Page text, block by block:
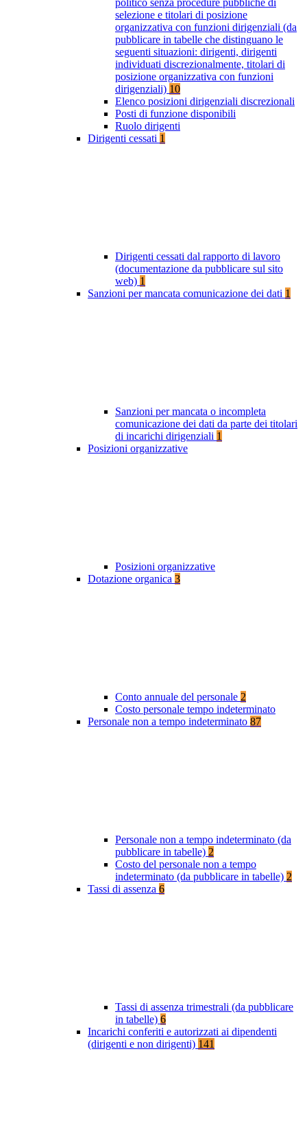
politico senza procedure pubbliche di
selezione e titolari di posizione
organizzativa con funzioni dirigenziali (da
pubblicare in tabelle che distinguano le
seguenti situazioni: dirigenti, dirigenti
individuati discrezionalmente, titolari di
posizione organizzativa con funzioni
dirigenziali) 10
Elenco posizioni dirigenziali discrezionali
Posti di funzione disponibili
Ruolo dirigenti
Dirigenti cessati 1
Dirigenti cessati dal rapporto di lavoro
(documentazione da pubblicare sul sito
web) 1
Sanzioni per mancata comunicazione dei dati 1
Sanzioni per mancata o incompleta
comunicazione dei dati da parte dei titolari
di incarichi dirigenziali 1
Posizioni organizzative
Posizioni organizzative
Dotazione organica 3
Conto annuale del personale 2
Costo personale tempo indeterminato
Personale non a tempo indeterminato 87
Personale non a tempo indeterminato (da
pubblicare in tabelle) 2
Costo del personale non a tempo
indeterminato (da pubblicare in tabelle) 2
Tassi di assenza 6
Tassi di assenza trimestrali (da pubblicare
in tabelle) 6
Incarichi conferiti e autorizzati ai dipendenti
(dirigenti e non dirigenti) 141